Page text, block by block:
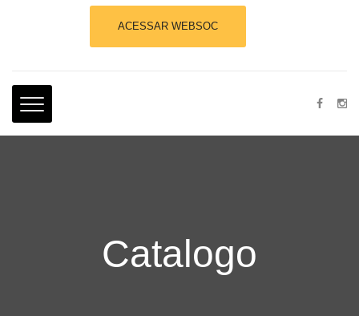
ACESSAR WEBSOC
Catalogo